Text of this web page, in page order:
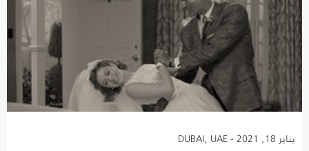
يناير 18, 2021 - DUBAI, UAE